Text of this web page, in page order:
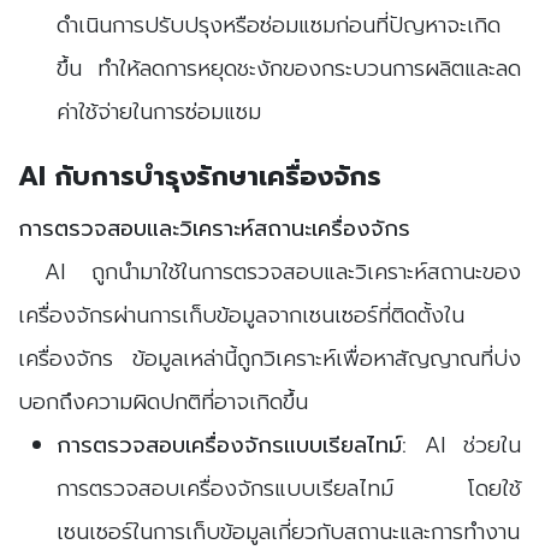
ดำเนินการปรับปรุงหรือซ่อมแซมก่อนที่ปัญหาจะเกิด
ขึ้น ทำให้ลดการหยุดชะงักของกระบวนการผลิตและลด
ค่าใช้จ่ายในการซ่อมแซม
AI กับการบำรุงรักษาเครื่องจักร
การตรวจสอบและวิเคราะห์สถานะเครื่องจักร
AI ถูกนำมาใช้ในการตรวจสอบและวิเคราะห์สถานะของ
เครื่องจักรผ่านการเก็บข้อมูลจากเซนเซอร์ที่ติดตั้งใน
เครื่องจักร ข้อมูลเหล่านี้ถูกวิเคราะห์เพื่อหาสัญญาณที่บ่ง
บอกถึงความผิดปกติที่อาจเกิดขึ้น
การตรวจสอบเครื่องจักรแบบเรียลไทม์: AI ช่วยใน
การตรวจสอบเครื่องจักรแบบเรียลไทม์ โดยใช้
เซนเซอร์ในการเก็บข้อมูลเกี่ยวกับสถานะและการทำงาน